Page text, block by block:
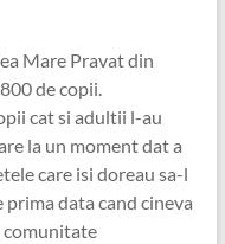
Mare Pravat din
de copii.
cat si adultii l-au
la un moment dat a
care isi doreau sa-l
data cand cineva
comunitate